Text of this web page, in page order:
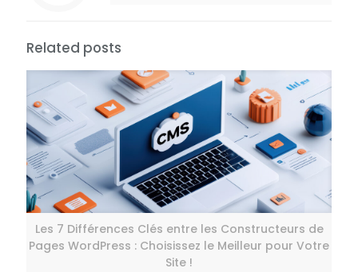
Related posts
Les 7 Différences Clés entre les Constructeurs de
Pages WordPress : Choisissez le Meilleur pour Votre
Site !